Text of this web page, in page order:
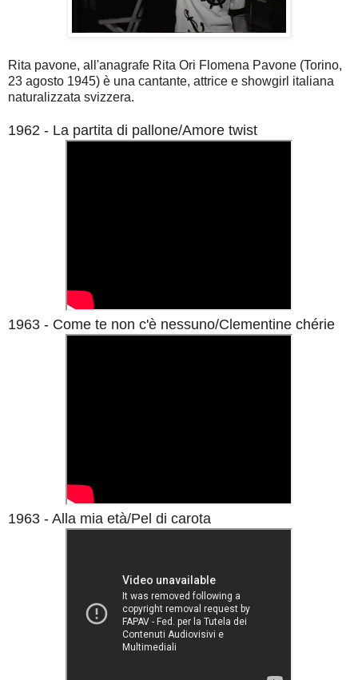
Rita pavone, all'anagrafe Rita Ori Flomena Pavone (Torino,
23 agosto 1945) è una cantante, attrice e showgirl italiana
naturalizzata svizzera.
1962 - La partita di pallone/Amore twist
1963 - Come te non c'è nessuno/Clementine chérie
1963 - Alla mia età/Pel di carota